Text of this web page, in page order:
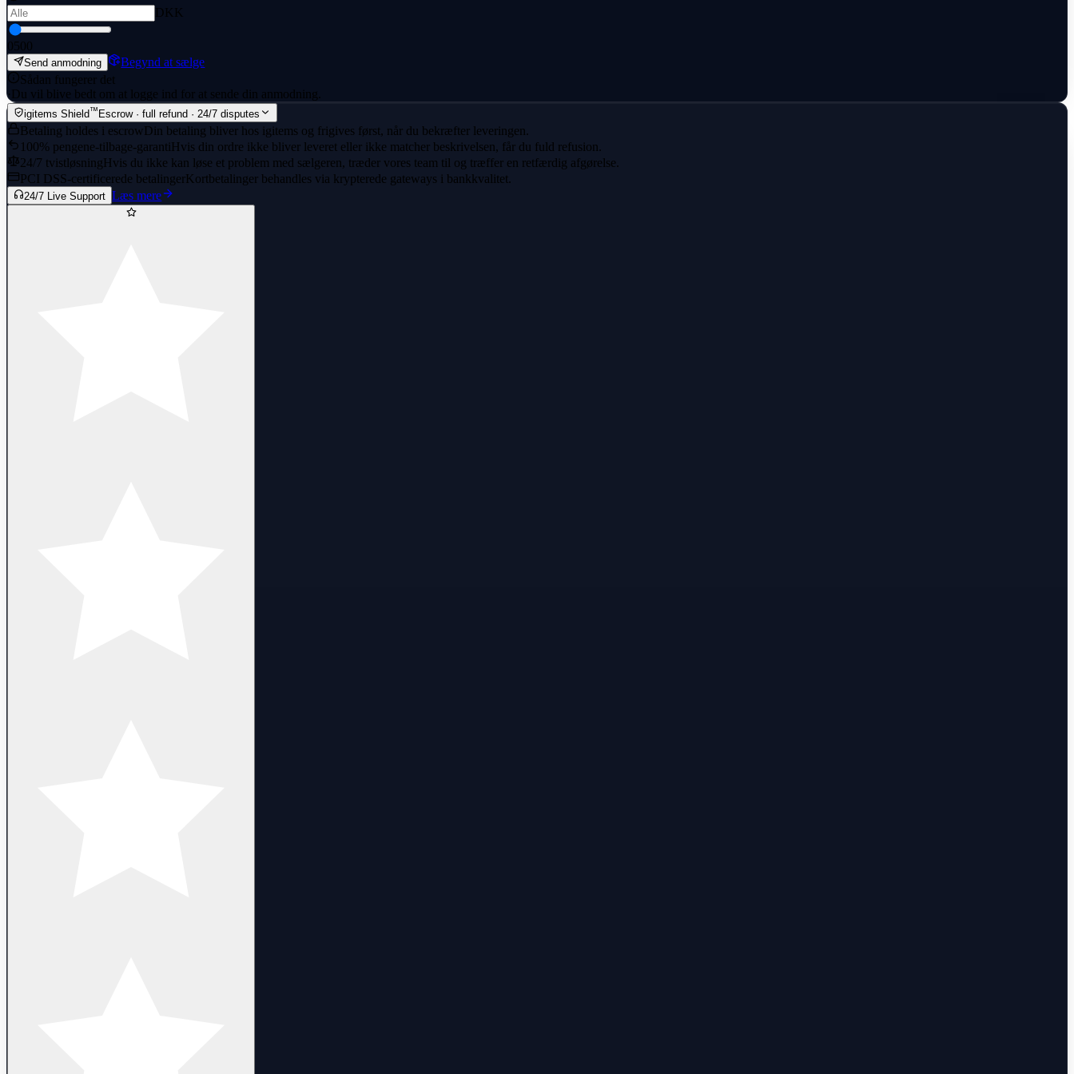
DKK
0500
Send anmodning
Begynd at sælge
Sådan fungerer det
· Du vil blive bedt om at logge ind for at sende din anmodning.
igitems Shield™ Escrow · full refund · 24/7 disputes
Betaling holdes i escrow Din betaling bliver hos igitems og frigives først, når du bekræfter leveringen.
100% pengene-tilbage-garanti Hvis din ordre ikke bliver leveret eller ikke matcher beskrivelsen, får du fuld refusion.
24/7 tvistløsning Hvis du ikke kan løse et problem med sælgeren, træder vores team til og træffer en retfærdig afgørelse.
PCI DSS-certificerede betalinger Kortbetalinger behandles via krypterede gateways i bankkvalitet.
24/7 Live Support Læs mere